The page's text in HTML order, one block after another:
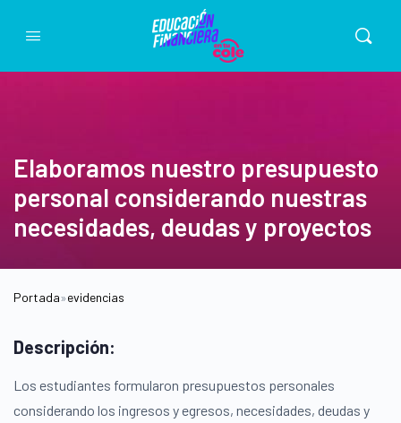
Elaboramos nuestro presupuesto
personal considerando nuestras
necesidades, deudas y proyectos
Portada»evidencias
Descripción:
Los estudiantes formularon presupuestos personales
considerando los ingresos y egresos, necesidades, deudas y